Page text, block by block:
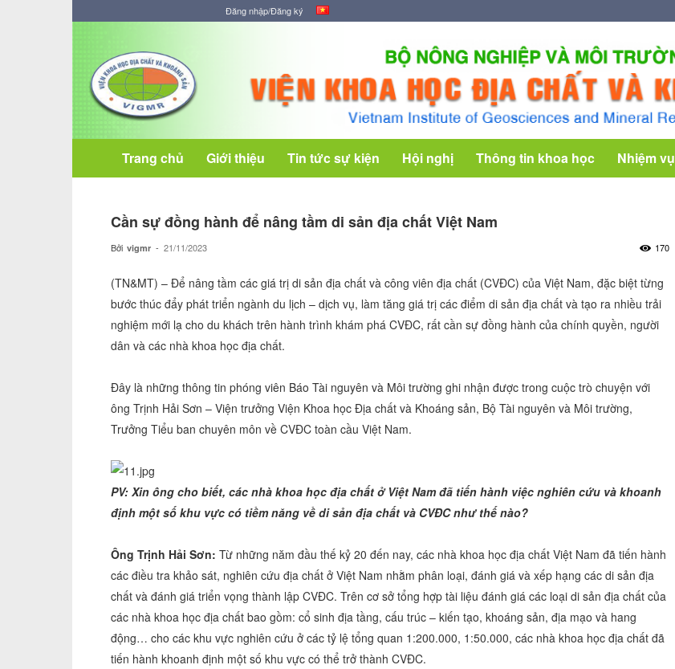
Đăng nhập/Đăng ký
Viện
Khoa
học
Địa
chất
và
Khoáng
sản
Trang chủ Giới thiệu Tin tức sự kiện Hội nghị Thông tin khoa học Nhiệm vụ
Cần sự đồng hành để nâng tầm di sản địa chất Việt Nam
Bởi vigmr - 21/11/2023 170
(TN&MT) – Để nâng tầm các giá trị di sản địa chất và công viên địa chất (CVĐC) của Việt Nam, đặc biệt từng
bước thúc đẩy phát triển ngành du lịch – dịch vụ, làm tăng giá trị các điểm di sản địa chất và tạo ra nhiều trải
nghiệm mới lạ cho du khách trên hành trình khám phá CVĐC, rất cần sự đồng hành của chính quyền, người
dân và các nhà khoa học địa chất.
Đây là những thông tin phóng viên Báo Tài nguyên và Môi trường ghi nhận được trong cuộc trò chuyện với
ông Trịnh Hải Sơn – Viện trưởng Viện Khoa học Địa chất và Khoáng sản, Bộ Tài nguyên và Môi trường,
Trưởng Tiểu ban chuyên môn về CVĐC toàn cầu Việt Nam.
PV: Xin ông cho biết, các nhà khoa học địa chất ở Việt Nam đã tiến hành việc nghiên cứu và khoanh
định một số khu vực có tiềm năng về di sản địa chất và CVĐC như thế nào?
Ông Trịnh Hải Sơn: Từ những năm đầu thế kỷ 20 đến nay, các nhà khoa học địa chất Việt Nam đã tiến hành
các điều tra khảo sát, nghiên cứu địa chất ở Việt Nam nhằm phân loại, đánh giá và xếp hạng các di sản địa
chất và đánh giá triển vọng thành lập CVĐC. Trên cơ sở tổng hợp tài liệu đánh giá các loại di sản địa chất của
các nhà khoa học địa chất bao gồm: cổ sinh địa tầng, cấu trúc – kiến tạo, khoáng sản, địa mạo và hang
động… cho các khu vực nghiên cứu ở các tỷ lệ tổng quan 1:200.000, 1:50.000, các nhà khoa học địa chất đã
tiến hành khoanh định một số khu vực có thể trở thành CVĐC.